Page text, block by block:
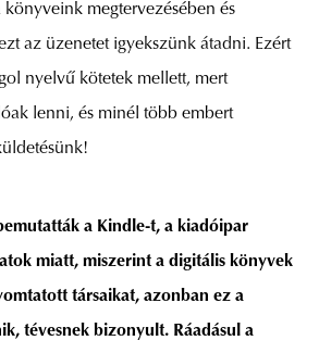
megtervezésében és
az üzenetet igyekszünk átadni. Ezért
nyelvű kötetek mellett, mert
lenni, és minél több embert
a Kindle-t, a kiadóipar
miatt, miszerint a digitális könyvek
társaikat, azonban ez a
tévesnek bizonyult. Ráadásul a